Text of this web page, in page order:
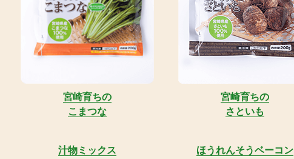
宮崎育ちの
こまつな
宮崎育ちの
さといも
汁物ミックス
ほうれんそうベーコン